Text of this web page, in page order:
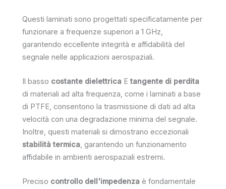
Questi laminati sono progettati specificatamente per
funzionare a frequenze superiori a 1 GHz,
garantendo eccellente integrità e affidabilità del
segnale nelle applicazioni aerospaziali.
Il basso costante dielettrica E tangente di perdita
di materiali ad alta frequenza, come i laminati a base
di PTFE, consentono la trasmissione di dati ad alta
velocità con una degradazione minima del segnale.
Inoltre, questi materiali si dimostrano eccezionali
stabilità termica, garantendo un funzionamento
affidabile in ambienti aerospaziali estremi.
Preciso controllo dell'impedenza è fondamentale